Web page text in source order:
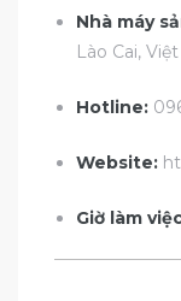
Nhà máy
Lào Cai,
Hotline:
Website:
Giờ làm